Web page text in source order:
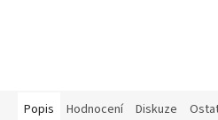
Popis Hodnocení Diskuze